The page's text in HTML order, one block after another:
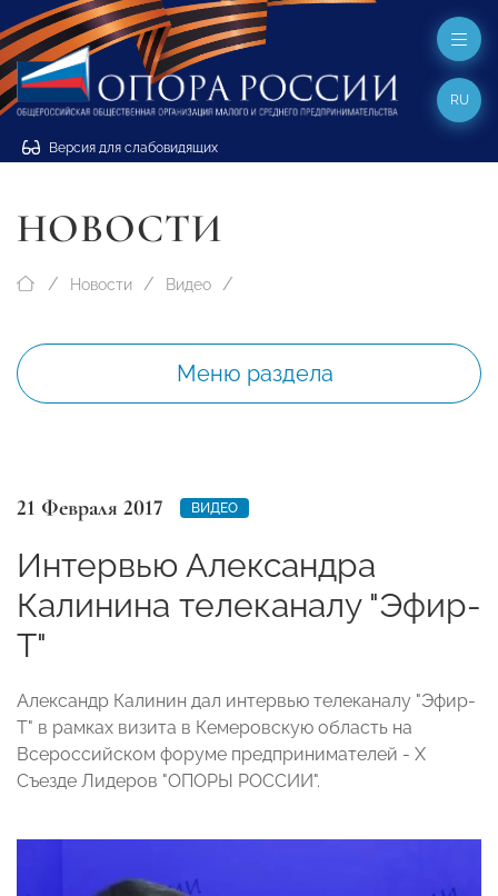
Версия для слабовидящих
RU
НОВОСТИ
Новости Видео
Меню раздела
21 Февраля 2017 ВИДЕО
Интервью Александра
Калинина телеканалу "Эфир-
Т"
Александр Калинин дал интервью телеканалу "Эфир-
Т" в рамках визита в Кемеровскую область на
Всероссийском форуме предпринимателей - Х
Съезде Лидеров "ОПОРЫ РОССИИ".